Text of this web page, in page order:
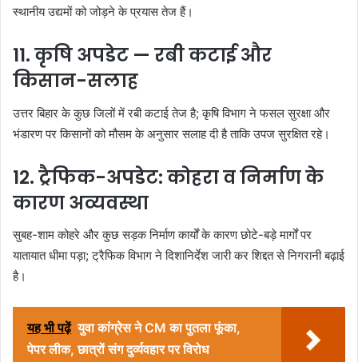
स्थानीय उद्यमों को जोड़ने के प्रयास तेज हैं।
11. कृषि अपडेट — रबी कटाई और
किसान-सलाह
उत्तर बिहार के कुछ जिलों में रबी कटाई तेज है; कृषि विभाग ने फसल सुरक्षा और
भंडारण पर किसानों को मौसम के अनुसार सलाह दी है ताकि उपज सुरक्षित रहे।
12. ट्रैफिक-अपडेट: कोहरा व निर्माण के
कारण अव्यवस्था
सुबह-शाम कोहरे और कुछ सड़क निर्माण कार्यों के कारण छोटे-बड़े मार्गों पर
यातायात धीमा पड़ा; ट्रैफिक विभाग ने दिशानिर्देश जारी कर शिद्दत से निगरानी बढ़ाई
है।
यह भी पढ़ें युवा कांग्रेस ने CM का पुतला फूंका,
पेपर लीक, छात्रों संग दुर्व्यवहार पर विरोध